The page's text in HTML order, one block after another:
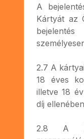
A
Kártyát az
2.7 A
18 éves
illetve 18
díj
2.8 A